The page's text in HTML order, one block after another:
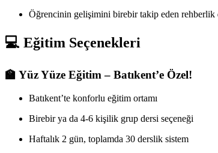
Öğrencinin gelişimini birebir takip eden rehberlik
💻 Eğitim Seçenekleri
🏫 Yüz Yüze Eğitim – Batıkent’e Özel!
Batıkent’te konforlu eğitim ortamı
Birebir ya da 4-6 kişilik grup dersi seçeneği
Haftalık 2 gün, toplamda 30 derslik sistem